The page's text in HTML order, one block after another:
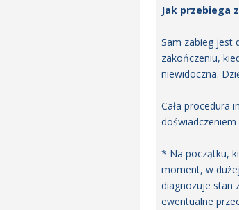
Jak przebiega
Sam zabieg jest
zakończeniu,
niewidoczna.
Cała procedura
* Na początku,
moment, w
diagnozuje stan
ewentualne